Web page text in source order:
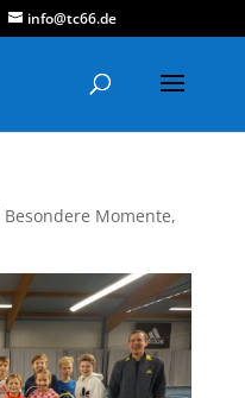
info@tc66.de
Besondere Momente,